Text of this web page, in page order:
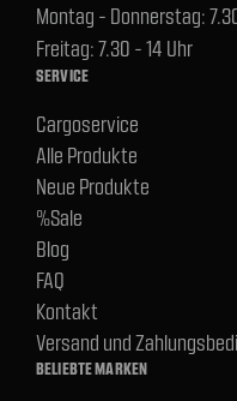
Montag - Donnerstag:
Freitag: 7.30 - 14 Uhr
SERVICE
Cargoservice
Alle Produkte
Neue Produkte
%Sale
Blog
FAQ
Kontakt
Versand und
BELIEBTE MARKEN